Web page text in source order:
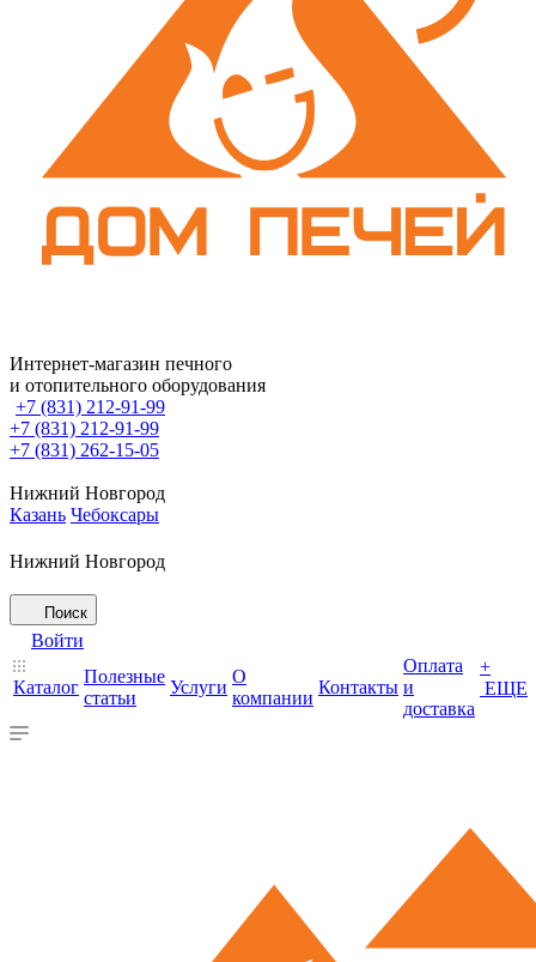
Интернет-магазин печного
и отопительного оборудования
+7 (831) 212-91-99
+7 (831) 212-91-99
+7 (831) 262-15-05
Нижний Новгород
Казань Чебоксары
Нижний Новгород
Поиск
Войти
Каталог
Полезные
статьи
Услуги
О
компании
Контакты
Оплата
и
доставка
+
ЕЩЕ